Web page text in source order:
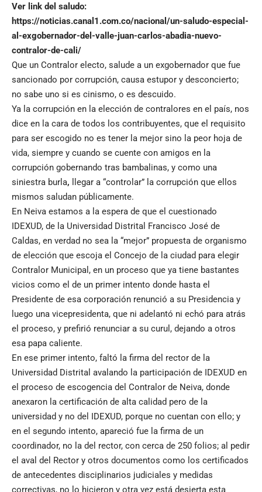
Ver link del saludo:
https://noticias.canal1.com.co/nacional/un-saludo-especial-
al-exgobernador-del-valle-juan-carlos-abadia-nuevo-
contralor-de-cali/
Que un Contralor electo, salude a un exgobernador que fue
sancionado por corrupción, causa estupor y desconcierto;
no sabe uno si es cinismo, o es descuido.
Ya la corrupción en la elección de contralores en el país, nos
dice en la cara de todos los contribuyentes, que el requisito
para ser escogido no es tener la mejor sino la peor hoja de
vida, siempre y cuando se cuente con amigos en la
corrupción gobernando tras bambalinas, y como una
siniestra burla, llegar a “controlar” la corrupción que ellos
mismos saludan públicamente.
En Neiva estamos a la espera de que el cuestionado
IDEXUD, de la Universidad Distrital Francisco José de
Caldas, en verdad no sea la “mejor” propuesta de organismo
de elección que escoja el Concejo de la ciudad para elegir
Contralor Municipal, en un proceso que ya tiene bastantes
vicios como el de un primer intento donde hasta el
Presidente de esa corporación renunció a su Presidencia y
luego una vicepresidenta, que ni adelantó ni echó para atrás
el proceso, y prefirió renunciar a su curul, dejando a otros
esa papa caliente.
En ese primer intento, faltó la firma del rector de la
Universidad Distrital avalando la participación de IDEXUD en
el proceso de escogencia del Contralor de Neiva, donde
anexaron la certificación de alta calidad pero de la
universidad y no del IDEXUD, porque no cuentan con ello; y
en el segundo intento, apareció fue la firma de un
coordinador, no la del rector, con cerca de 250 folios; al pedir
el aval del Rector y otros documentos como los certificados
de antecedentes disciplinarios judiciales y medidas
correctivas, no lo hicieron y otra vez está desierta esta